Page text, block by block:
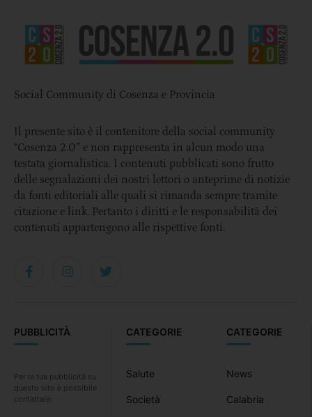
CATEGORIE
News
Calabria
CATEGORIE
Salute
Società
PUBBLICITÀ
Per la tua pubblicità su
questo sito è possibile
contattare:
Social Community di Cosenza e Provincia
Il presente sito è il contenitore della social community
“Cosenza 2.0” e non rappresenta in alcun modo una
testata giornalistica. I contenuti pubblicati sono frutto
delle segnalazioni dei nostri lettori o anteprime di notizie
da fonti editoriali alle quali si rimanda sempre tramite
citazione e link. Pertanto i diritti e le responsabilità dei
contenuti appartengono alle rispettive fonti.